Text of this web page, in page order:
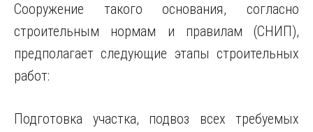
Сооружение такого основания, согласно
строительным нормам и правилам (СНИП),
предполагает следующие этапы строительных
работ:
Подготовка участка, подвоз всех требуемых